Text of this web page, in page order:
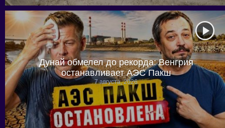
Дунай обмелел до рекорда: Венгрия
останавливает АЭС Пакш
7 августа, 2026